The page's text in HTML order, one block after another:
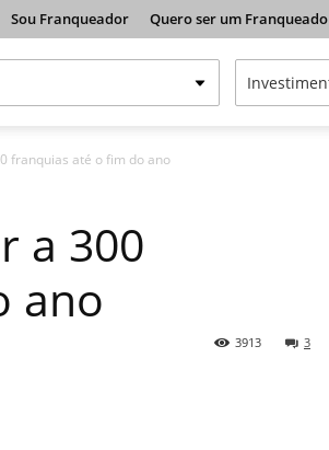
Sou Franqueador Quero ser um Franqueado
franquias até o fim do ano
a 300
ano
3
3913